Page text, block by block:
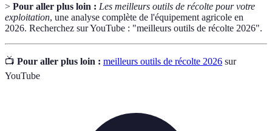
> Pour aller plus loin : Les meilleurs outils de récolte pour votre
exploitation, une analyse complète de l'équipement agricole en
2026. Recherchez sur YouTube : "meilleurs outils de récolte 2026".
📺 Pour aller plus loin : meilleurs outils de récolte 2026 sur
YouTube